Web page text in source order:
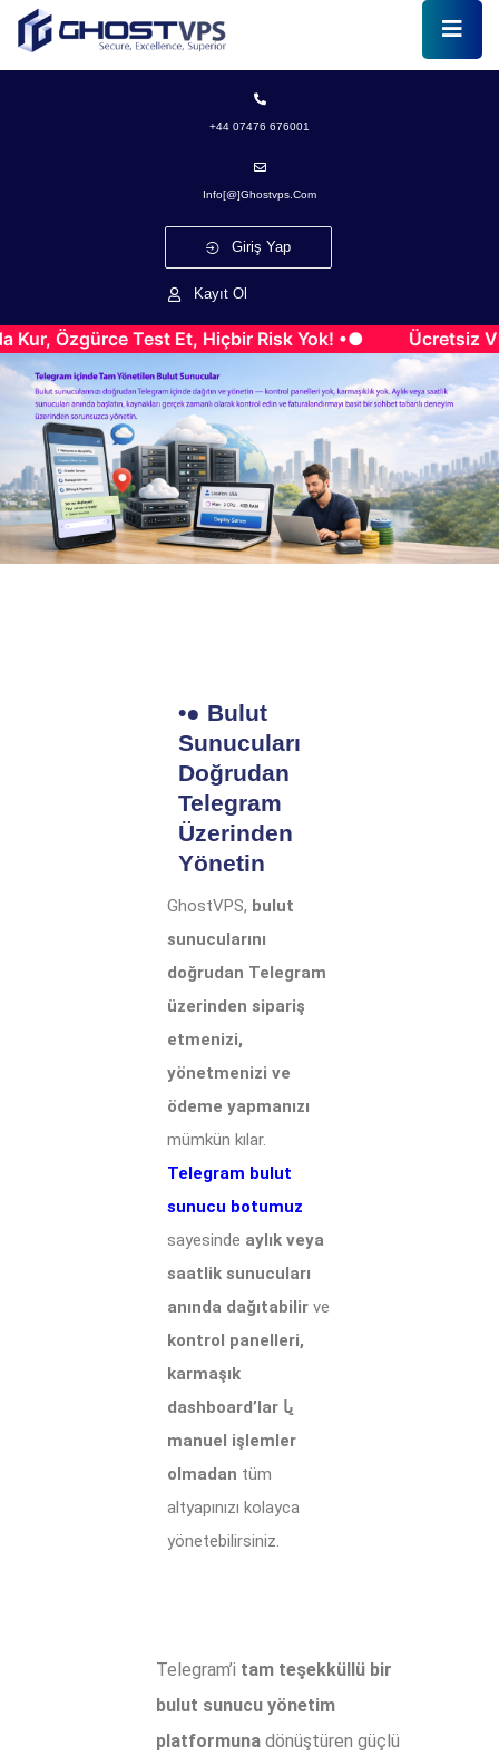
+44 07476 676001
Info[@]ghostvps.com
Giriş Yap
Kayıt Ol
Test Et, Hiçbir Risk Yok! •● Ücretsiz VPS
•● Bulut
Sunucuları
Doğrudan
Telegram
Üzerinden
Yönetin
GhostVPS, bulut
sunucularını
doğrudan Telegram
üzerinden sipariş
etmenizi,
yönetmenizi ve
ödeme yapmanızı
mümkün kılar.
Telegram bulut
sunucu botumuz
sayesinde aylık veya
saatlik sunucuları
anında dağıtabilir ve
kontrol panelleri,
karmaşık
dashboard’lar یا
manuel işlemler
olmadan tüm
altyapınızı kolayca
yönetebilirsiniz.
Telegram’i tam teşekküllü bir
bulut sunucu yönetim
platformuna dönüştüren güçlü